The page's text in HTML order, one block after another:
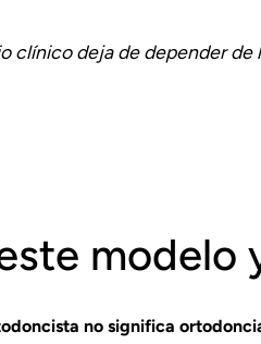
deja de depender de
modelo
no significa